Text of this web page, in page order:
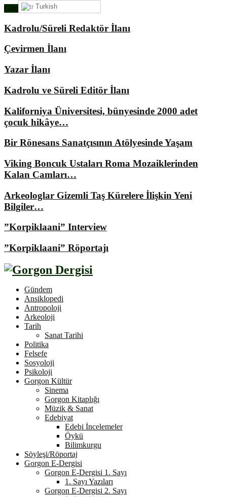
Gündemimizde Ne Var?
Kadrolu/Süreli Redaktör İlanı
Çevirmen İlanı
Yazar İlanı
Kadrolu ve Süreli Editör İlanı
Kaliforniya Üniversitesi, bünyesinde 2000 adet
çocuk hikâye…
Bir Rönesans Sanatçısının Atölyesinde Yaşam
Viking Boncuk Ustaları Roma Mozaiklerinden
Kalan Camları…
Arkeologlar Gizemli Taş Kürelere İlişkin Yeni
Bilgiler…
”Korpiklaani” Interview
”Korpiklaani” Röportajı
Gündem
Ansiklopedi
Antropoloji
Arkeoloji
Tarih
Sanat Tarihi
Politika
Felsefe
Sosyoloji
Psikoloji
Gorgon Kültür
Sinema
Gorgon Kitaplığı
Müzik & Sanat
Edebiyat
Edebi İncelemeler
Öykü
Bilimkurgu
Söyleşi/Röportaj
Gorgon E-Dergisi
Gorgon E-Dergisi 1. Sayı
1. Sayı Yazıları
Gorgon E-Dergisi 2. Sayı
Turkish